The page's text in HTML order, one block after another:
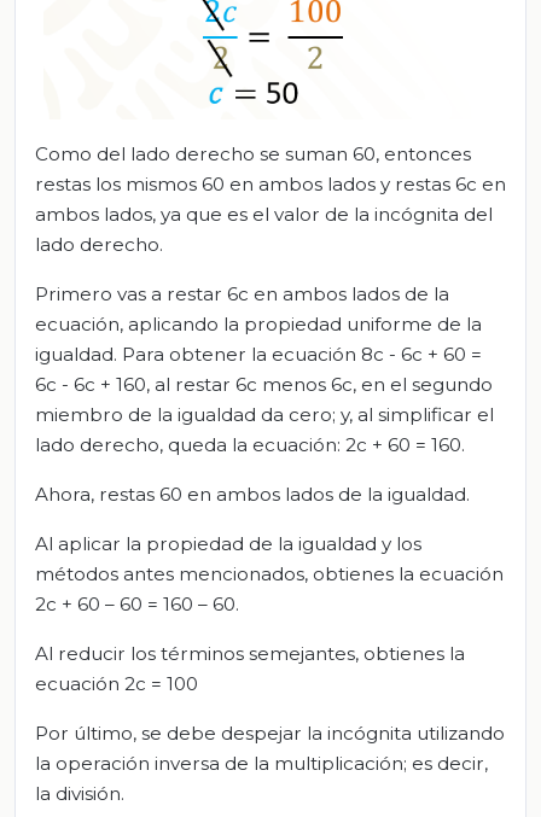
Como del lado derecho se suman 60, entonces
restas los mismos 60 en ambos lados y restas 6c en
ambos lados, ya que es el valor de la incógnita del
lado derecho.
Primero vas a restar 6c en ambos lados de la
ecuación, aplicando la propiedad uniforme de la
igualdad. Para obtener la ecuación 8c - 6c + 60 =
6c - 6c + 160, al restar 6c menos 6c, en el segundo
miembro de la igualdad da cero; y, al simplificar el
lado derecho, queda la ecuación: 2c + 60 = 160.
Ahora, restas 60 en ambos lados de la igualdad.
Al aplicar la propiedad de la igualdad y los
métodos antes mencionados, obtienes la ecuación
2c + 60 – 60 = 160 – 60.
Al reducir los términos semejantes, obtienes la
ecuación 2c = 100
Por último, se debe despejar la incógnita utilizando
la operación inversa de la multiplicación; es decir,
la división.